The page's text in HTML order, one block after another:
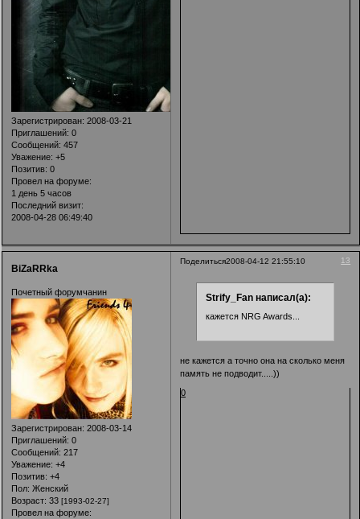
Зарегистрирован: 2008-03-21
Приглашений: 0
Сообщений: 457
Уважение: +5
Позитив: 0
Провел на форуме:
1 день 5 часов
Последний визит:
2008-04-28 06:49:40
Поделиться 13
2008-04-12 21:55:10
BiZaRRka
Почетный форумчанин
Зарегистрирован: 2008-03-14
Приглашений: 0
Сообщений: 217
Уважение: +4
Позитив: +4
Пол: Женский
Возраст: 33 [1993-02-27]
Провел на форуме:
Strify_Fan написал(а):
кажется NRG Awards...
не кажется а точно она на сколько меня
память не подводит.....))
0